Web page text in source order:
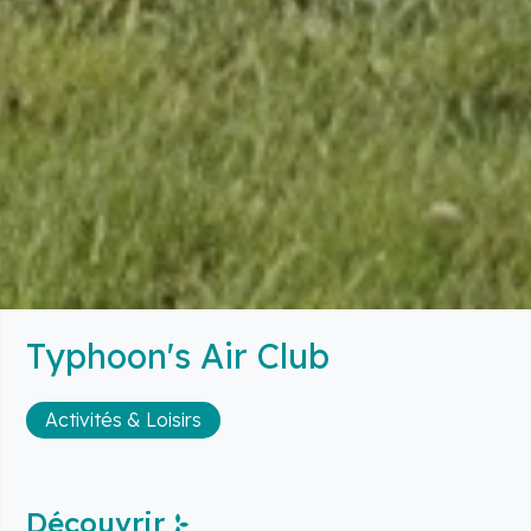
Typhoon's Air Club
Activités & Loisirs
Découvrir